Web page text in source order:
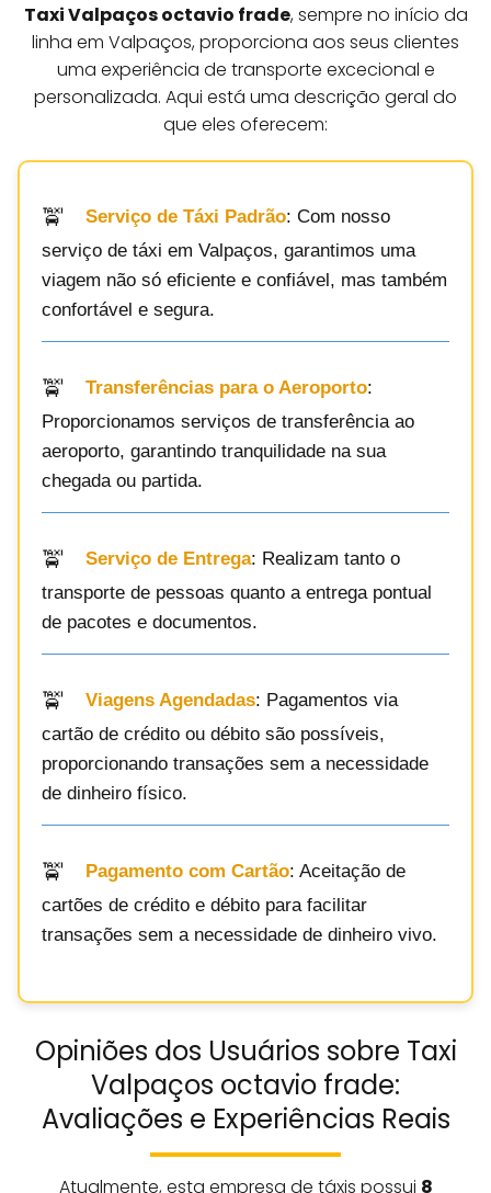
Taxi Valpaços octavio frade, sempre no início da
linha em Valpaços, proporciona aos seus clientes
uma experiência de transporte excecional e
personalizada. Aqui está uma descrição geral do
que eles oferecem:
Serviço de Táxi Padrão: Com nosso
serviço de táxi em Valpaços, garantimos uma
viagem não só eficiente e confiável, mas também
confortável e segura.
Transferências para o Aeroporto:
Proporcionamos serviços de transferência ao
aeroporto, garantindo tranquilidade na sua
chegada ou partida.
Serviço de Entrega: Realizam tanto o
transporte de pessoas quanto a entrega pontual
de pacotes e documentos.
Viagens Agendadas: Pagamentos via
cartão de crédito ou débito são possíveis,
proporcionando transações sem a necessidade
de dinheiro físico.
Pagamento com Cartão: Aceitação de
cartões de crédito e débito para facilitar
transações sem a necessidade de dinheiro vivo.
Opiniões dos Usuários sobre Taxi
Valpaços octavio frade:
Avaliações e Experiências Reais
Atualmente, esta empresa de táxis possui 8